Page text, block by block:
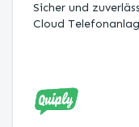
Sicher und
Cloud